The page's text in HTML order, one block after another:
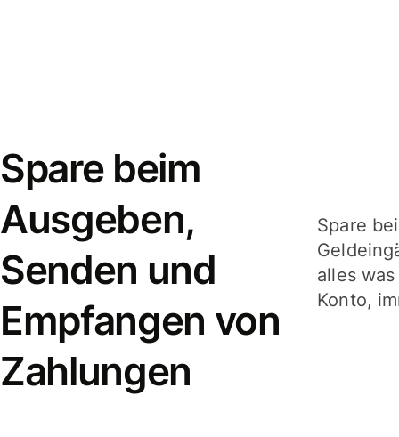
Spare beim
Ausgeben,
Senden und
Empfangen von
Zahlungen
Spare
alles
Konto,